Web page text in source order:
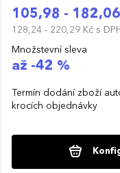
105,98 -
128,24 - 220,29 Kč s DPH
Množstevní sleva
až -42 %
Termín dodání zboží
krocích objednávky